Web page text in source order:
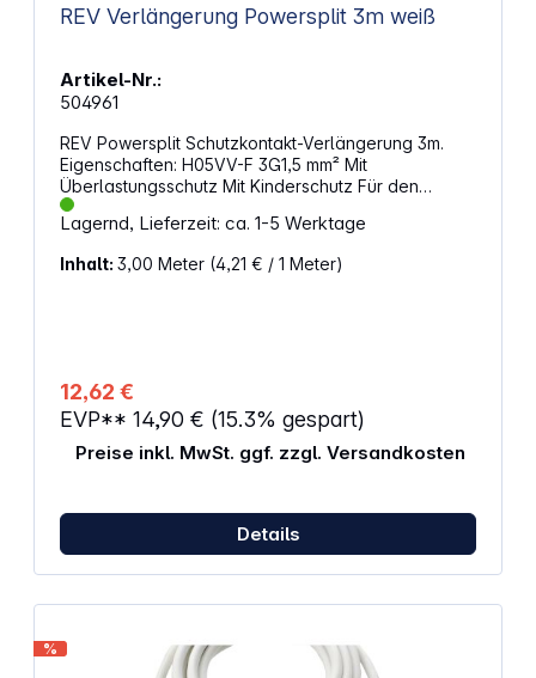
REV Verlängerung Powersplit 3m weiß
Artikel-Nr.:
504961
REV Powersplit Schutzkontakt-Verlängerung 3m.
Eigenschaften: H05VV-F 3G1,5 mm² Mit
Überlastungsschutz Mit Kinderschutz Für den
Innenbereich Max. 3500 W Mittlere mechanische
Beanspruchung
Lagernd, Lieferzeit: ca. 1-5 Werktage
Inhalt: 3,00 Meter (4,21 € / 1 Meter)
12,62 €
EVP** 14,90 € (15.3% gespart)
Preise inkl. MwSt. ggf. zzgl. Versandkosten
Details
%